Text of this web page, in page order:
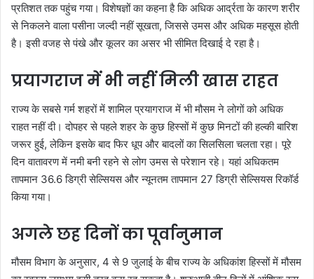
प्रतिशत तक पहुंच गया। विशेषज्ञों का कहना है कि अधिक आर्द्रता के कारण शरीर
से निकलने वाला पसीना जल्दी नहीं सूखता, जिससे उमस और अधिक महसूस होती
है। इसी वजह से पंखे और कूलर का असर भी सीमित दिखाई दे रहा है।
प्रयागराज में भी नहीं मिली खास राहत
राज्य के सबसे गर्म शहरों में शामिल प्रयागराज में भी मौसम ने लोगों को अधिक
राहत नहीं दी। दोपहर से पहले शहर के कुछ हिस्सों में कुछ मिनटों की हल्की बारिश
जरूर हुई, लेकिन इसके बाद फिर धूप और बादलों का सिलसिला चलता रहा। पूरे
दिन वातावरण में नमी बनी रहने से लोग उमस से परेशान रहे। यहां अधिकतम
तापमान 36.6 डिग्री सेल्सियस और न्यूनतम तापमान 27 डिग्री सेल्सियस रिकॉर्ड
किया गया।
अगले छह दिनों का पूर्वानुमान
मौसम विभाग के अनुसार, 4 से 9 जुलाई के बीच राज्य के अधिकांश हिस्सों में मौसम